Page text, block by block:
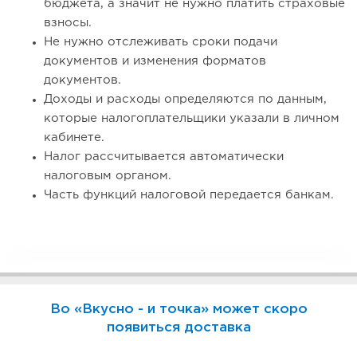
бюджета, а значит не нужно платить страховые
взносы.
Не нужно отслеживать сроки подачи
документов и изменения форматов
документов.
Доходы и расходы определяются по данным,
которые налогоплательщики указали в личном
кабинете.
Налог рассчитывается автоматически
налоговым органом.
Часть функций налоговой передается банкам.
Во «Вкусно - и точка» может скоро
появиться доставка